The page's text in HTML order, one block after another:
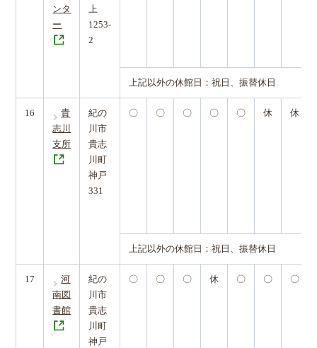
ンタ
ー
上
1253-
2
上記以外の休館日：祝日、振替休日
16
貴
志川
支所
紀の
川市
貴志
川町
神戸
331
〇 〇 〇 〇 〇 休 休
上記以外の休館日：祝日、振替休日
17
河
南図
書館
紀の
川市
貴志
川町
神戸
〇 〇 〇 休 〇 〇 〇